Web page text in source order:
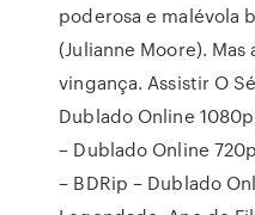
poderosa e malévola
(Julianne Moore).
vingança. Assistir O
Dublado Online
– Dublado Online
– BDRip – Dublado